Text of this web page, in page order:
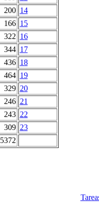
200 14
166 15
322 16
344 17
436 18
464 19
329 20
246 21
243 22
309 23
5372